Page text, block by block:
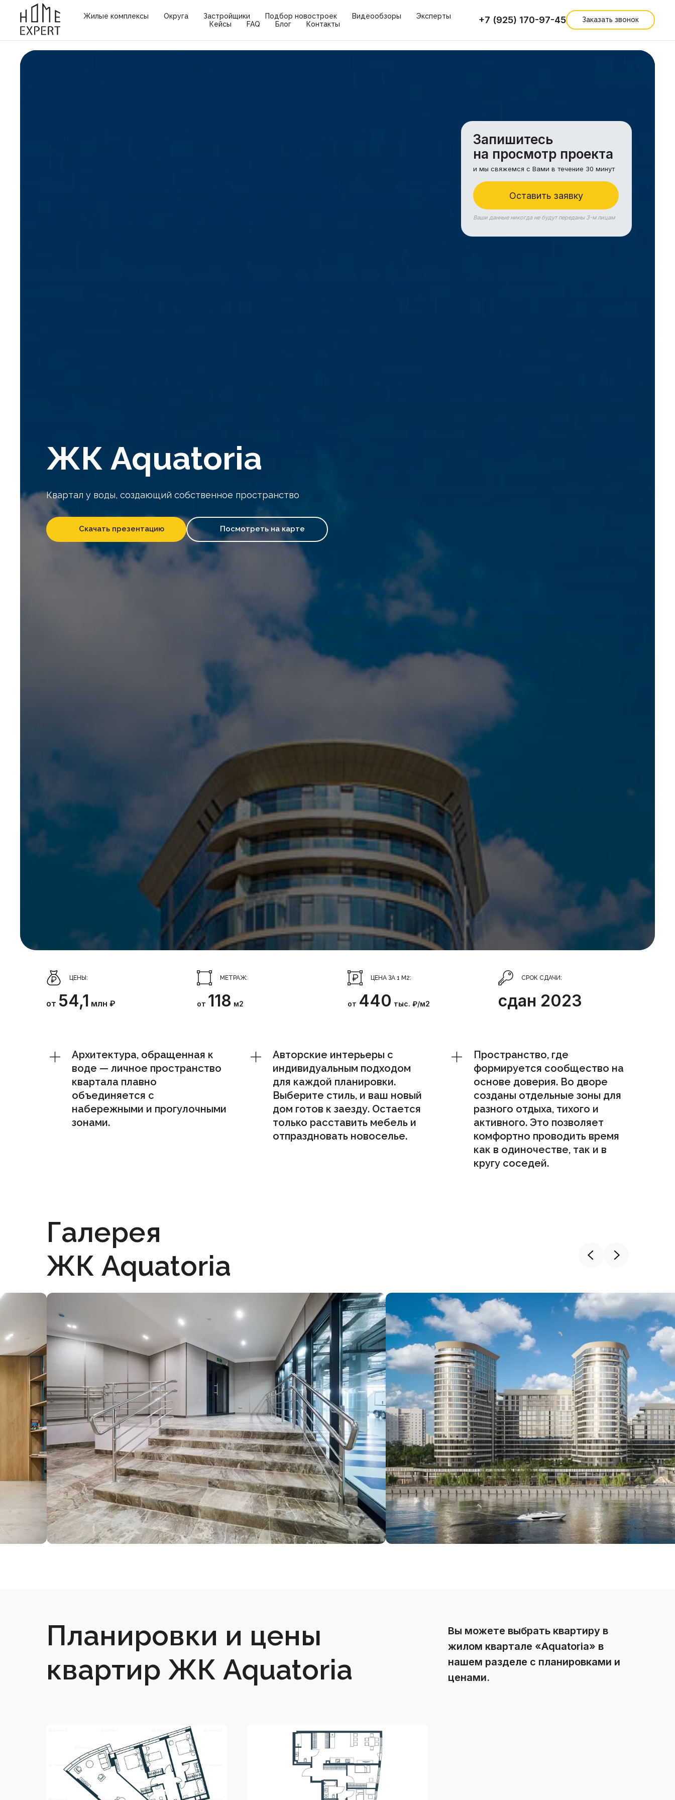
Жилые комплексы Округа Застройщики Подбор новостроек Видеообзоры
Эксперты
Кейсы
FAQ Блог Контакты +7 (925) 170-97-45 Заказать звонок
Запишитесь
на просмотр проекта
и мы свяжемся с Вами в течение 30 минут
Ваши данные никогда не будут переданы 3-м лицам
Оставить заявку
ЖК Aquatoria
Квартал у воды, создающий собственное пространство
Скачать презентацию Посмотреть на карте
ЦЕНЫ:
от 54,1 млн ₽
МЕТРАЖ:
от 118 м2
ЦЕНА ЗА 1 М2:
от 440 тыс. ₽/м2
СРОК СДАЧИ:
сдан 2023
Архитектура, обращенная к
воде — личное пространство
квартала плавно
объединяется с
набережными и прогулочными
зонами.
Авторские интерьеры с
индивидуальным подходом
для каждой планировки.
Выберите стиль, и ваш новый
дом готов к заезду. Остается
только расставить мебель и
отпраздновать новоселье.
Пространство, где
формируется сообщество на
основе доверия. Во дворе
созданы отдельные зоны для
разного отдыха, тихого и
активного. Это позволяет
комфортно проводить время
как в одиночестве, так и в
кругу соседей.
Галерея
ЖК Aquatoria
Планировки и цены
квартир ЖК Aquatoria
Вы можете выбрать квартиру в
жилом квартале «Aquatoria» в
нашем разделе с планировками и
ценами.